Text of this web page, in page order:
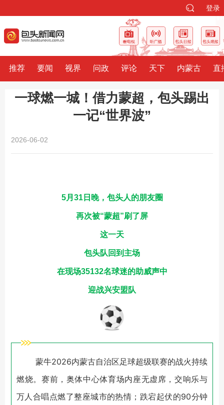
登录
推荐 要闻 视界 问政 评论 天下 内蒙古 直
一球燃一城！借力蒙超，包头踢出
一记“世界波”
2026-06-02
5月31日晚，包头人的朋友圈
再次被“蒙超”刷了屏
这一天
包头队回到主场
在现场35132名球迷的助威声中
迎战兴安盟队
蒙牛2026内蒙古自治区足球超级联赛的战火持续
燃烧。赛前，奥体中心体育场内座无虚席，交响乐与
万人合唱点燃了整座城市的热情；跌宕起伏的90分钟